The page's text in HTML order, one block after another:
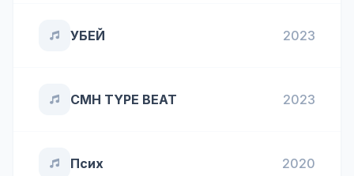
УБЕЙ 2023
CMH TYPE BEAT 2023
Псих 2020